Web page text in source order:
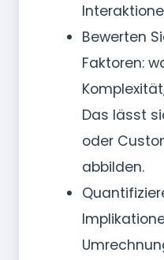
Bewerten
Faktoren:
Das lässt
oder
abbilden.